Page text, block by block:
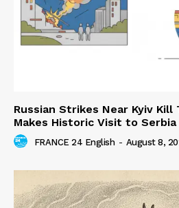
Russian Strikes Near Kyiv
Makes Historic Visit to Serbia
FRANCE 24 English - August 8,